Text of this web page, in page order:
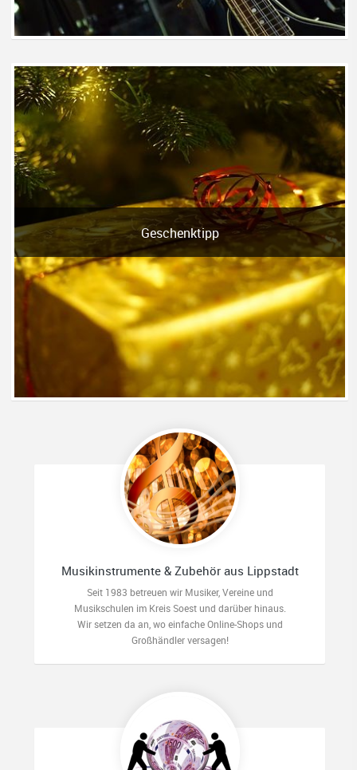
Geschenktipp
Musikinstrumente & Zubehör aus Lippstadt
Seit 1983 betreuen wir Musiker, Vereine und
Musikschulen im Kreis Soest und darüber hinaus.
Wir setzen da an, wo einfache Online-Shops und
Großhändler versagen!